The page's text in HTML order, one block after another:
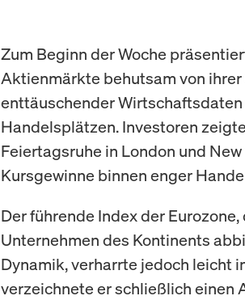
Zum Beginn der Woche
Aktienmärkte behutsam von
enttäuschender
Handelsplätzen. Investoren
Feiertagsruhe in London und
Kursgewinne binnen enger
Der führende Index der
Unternehmen des Kontinents
Dynamik, verharrte jedoch leicht
verzeichnete er schließlich einen